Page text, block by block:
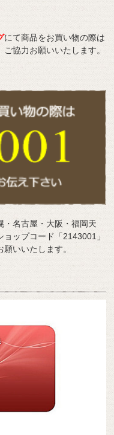
にて商品をお買い物の際は
協力お願いいたします。
・名古屋・大阪・福岡天
ップコード「2143001」
いいたします。